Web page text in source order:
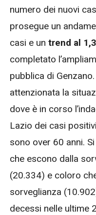
numero dei nuovi
prosegue un
casi e un trend al
completato
pubblica di
attenzionata la
dove è in corso
Lazio dei casi
sono over 60 anni.
che escono dalla
(20.334) e coloro
sorveglianza
decessi nelle ultime